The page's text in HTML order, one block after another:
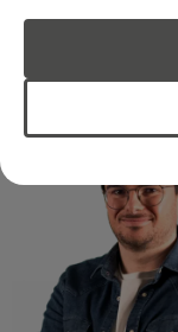
LA
RCA